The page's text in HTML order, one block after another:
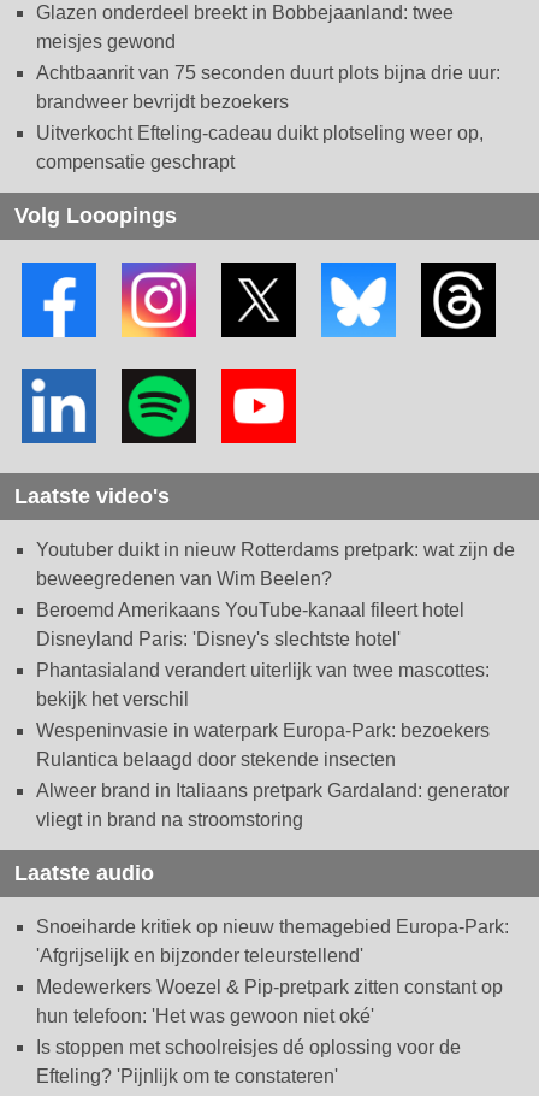
Glazen onderdeel breekt in Bobbejaanland: twee
meisjes gewond
Achtbaanrit van 75 seconden duurt plots bijna drie uur:
brandweer bevrijdt bezoekers
Uitverkocht Efteling-cadeau duikt plotseling weer op,
compensatie geschrapt
Volg Looopings
Laatste video's
Youtuber duikt in nieuw Rotterdams pretpark: wat zijn de
beweegredenen van Wim Beelen?
Beroemd Amerikaans YouTube-kanaal fileert hotel
Disneyland Paris: 'Disney's slechtste hotel'
Phantasialand verandert uiterlijk van twee mascottes:
bekijk het verschil
Wespeninvasie in waterpark Europa-Park: bezoekers
Rulantica belaagd door stekende insecten
Alweer brand in Italiaans pretpark Gardaland: generator
vliegt in brand na stroomstoring
Laatste audio
Snoeiharde kritiek op nieuw themagebied Europa-Park:
'Afgrijselijk en bijzonder teleurstellend'
Medewerkers Woezel & Pip-pretpark zitten constant op
hun telefoon: 'Het was gewoon niet oké'
Is stoppen met schoolreisjes dé oplossing voor de
Efteling? 'Pijnlijk om te constateren'